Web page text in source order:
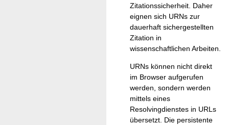
Zitationssicherheit. Daher
eignen sich URNs zur
dauerhaft sichergestellten
Zitation in
wissenschaftlichen Arbeiten.
URNs können nicht direkt
im Browser aufgerufen
werden, sondern werden
mittels eines
Resolvingdienstes in URLs
übersetzt. Die persistente